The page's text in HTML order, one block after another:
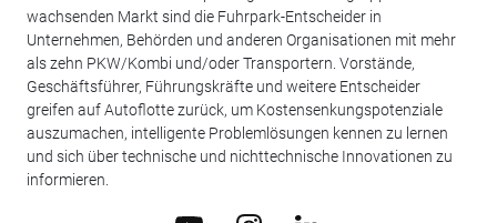
wachsenden Markt sind die Fuhrpark-Entscheider in
Unternehmen, Behörden und anderen Organisationen mit mehr
als zehn PKW/Kombi und/oder Transportern. Vorstände,
Geschäftsführer, Führungskräfte und weitere Entscheider
greifen auf Autoflotte zurück, um Kostensenkungspotenziale
auszumachen, intelligente Problemlösungen kennen zu lernen
und sich über technische und nichttechnische Innovationen zu
informieren.